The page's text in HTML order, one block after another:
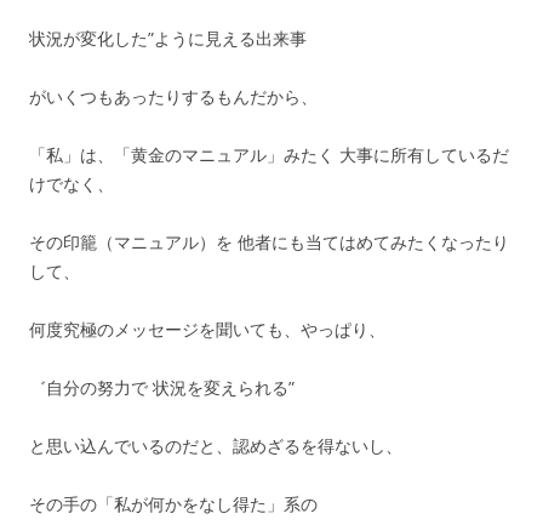
状況が変化した”ように見える出来事
がいくつもあったりするもんだから、
「私」は、「黄金のマニュアル」みたく 大事に所有しているだ
けでなく、
その印籠（マニュアル）を 他者にも当てはめてみたくなったり
して、
何度究極のメッセージを聞いても、やっぱり、
゛自分の努力で 状況を変えられる”
と思い込んでいるのだと、認めざるを得ないし、
その手の「私が何かをなし得た」系の